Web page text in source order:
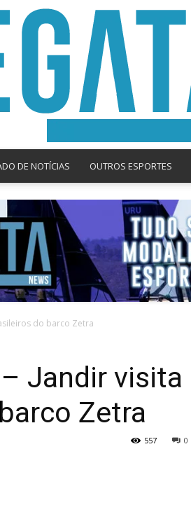
News
DE NOTÍCIAS OUTROS ESPORTES
do barco Zetra
Jandir visita
Zetra
0
557